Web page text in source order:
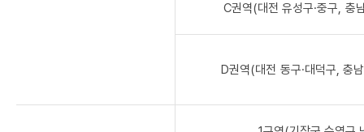
C권역(대전 유성구·중구, 충
D권역(대전 동구·대덕구, 충